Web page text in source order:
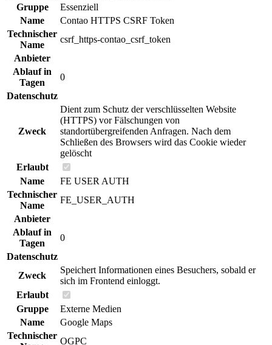
Gruppe
Essenziell
Name
Contao HTTPS CSRF Token
Technischer
Name
csrf_https-contao_csrf_token
Anbieter
Ablauf in
Tagen
0
Datenschutz
Zweck
Dient zum Schutz der verschlüsselten Website
(HTTPS) vor Fälschungen von
standortübergreifenden Anfragen. Nach dem
Schließen des Browsers wird das Cookie wieder
gelöscht
Erlaubt
Name
FE USER AUTH
Technischer
Name
FE_USER_AUTH
Anbieter
Ablauf in
Tagen
0
Datenschutz
Zweck
Speichert Informationen eines Besuchers, sobald er
sich im Frontend einloggt.
Erlaubt
Gruppe
Externe Medien
Name
Google Maps
Technischer
OGPC